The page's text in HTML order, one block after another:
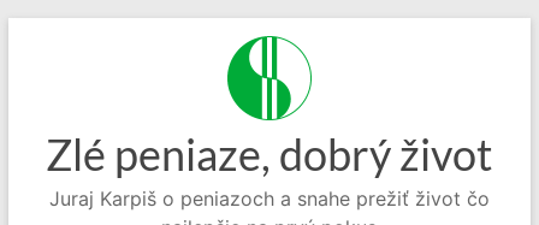
Zlé peniaze, dobrý život
Juraj Karpiš o peniazoch a snahe prežiť život čo